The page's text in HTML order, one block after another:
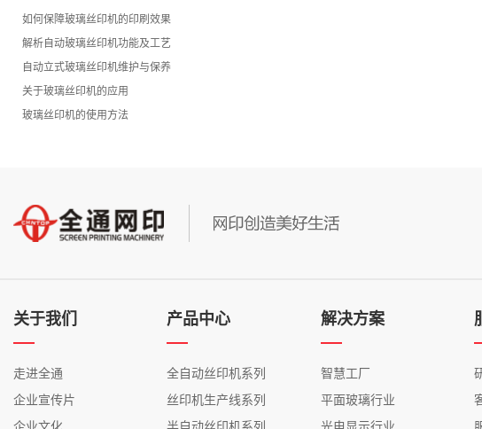
如何保障玻璃丝印机的印刷效果
解析自动玻璃丝印机功能及工艺
自动立式玻璃丝印机维护与保养
关于玻璃丝印机的应用
玻璃丝印机的使用方法
关于我们
走进全通
企业宣传片
企业文化
产品中心
全自动丝印机系列
丝印机生产线系列
半自动丝印机系列
解决方案
智慧工厂
平面玻璃行业
光电显示行业